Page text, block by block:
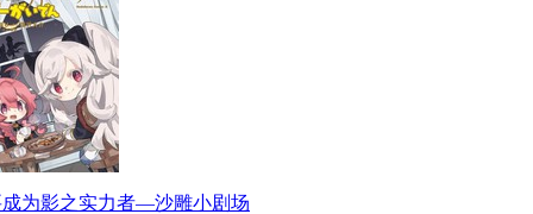
为影之实力者—沙雕小剧场